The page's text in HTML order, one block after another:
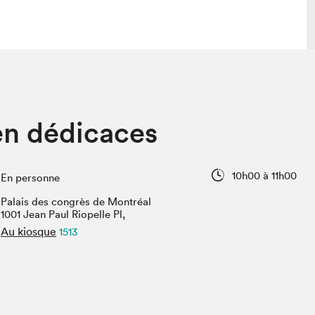
Programmation dans la ville
Vidéos et balados
dédicaces
En personne
10h00 à 11h00
Palais des congrès de Montréal
1001 Jean Paul Riopelle Pl,
Au kiosque 1513